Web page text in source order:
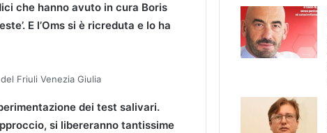
che hanno avuto in cura Boris
E l’Oms si è ricreduta e lo ha
Friuli Venezia Giulia
dei test salivari.
si libereranno tantissime